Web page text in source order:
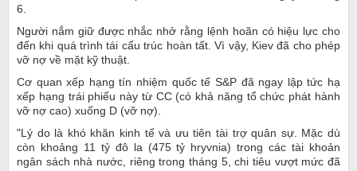
6.
Người nắm giữ được nhắc nhở rằng lệnh hoãn có hiệu lực cho
đến khi quá trình tái cấu trúc hoàn tất. Vì vậy, Kiev đã cho phép
vỡ nợ về mặt kỹ thuật.
Cơ quan xếp hạng tín nhiệm quốc tế S&P đã ngay lập tức hạ
xếp hạng trái phiếu này từ CC (có khả năng tổ chức phát hành
vỡ nợ cao) xuống D (vỡ nợ).
"Lý do là khó khăn kinh tế và ưu tiên tài trợ quân sự. Mặc dù
còn khoảng 11 tỷ đô la (475 tỷ hryvnia) trong các tài khoản
ngân sách nhà nước, riêng trong tháng 5, chi tiêu vượt mức đã